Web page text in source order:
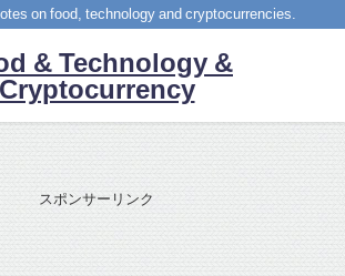
on food, technology and cryptocurrencies.
& Technology &
Cryptocurrency
スポンサーリンク